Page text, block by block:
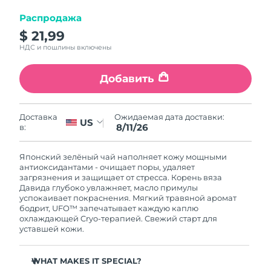
Распродажа
$ 21,99
НДС и пошлины включены
Добавить
Доставка
в:
US Ожидаемая дата доставки:
8/11/26
Японский зелёный чай наполняет кожу мощными
антиоксидантами - очищает поры, удаляет
загрязнения и защищает от стресса. Корень вяза
Давида глубоко увлажняет, масло примулы
успокаивает покраснения. Мягкий травяной аромат
бодрит, UFO™ запечатывает каждую каплю
охлаждающей Cryo-терапией. Свежий старт для
уставшей кожи.
WHAT MAKES IT SPECIAL?
Израиль
Италия
Ожидаемая дата доставки
8/10/26
Япония
Джерси
Казахстан
Ожидаемая дата доставки
Кувейт
Ожидаемая дата доставки
Ожидаемая дата доставки